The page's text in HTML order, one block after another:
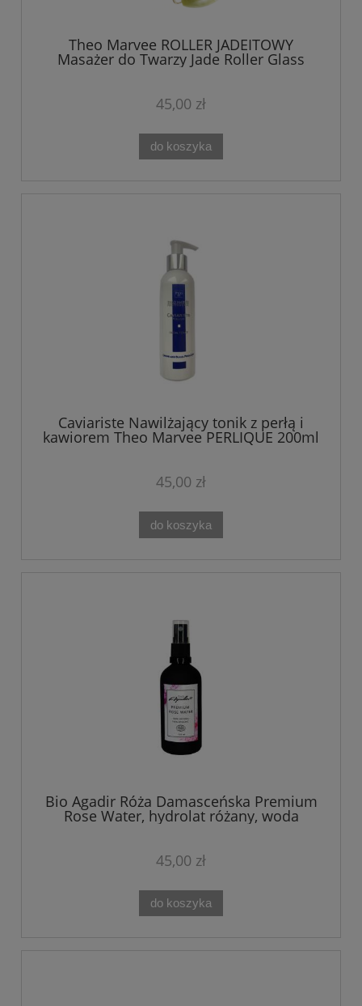
Theo Marvee ROLLER JADEITOWY
Masażer do Twarzy Jade Roller Glass
Skin
45,00 zł
do koszyka
Caviariste Nawilżający tonik z perłą i
kawiorem Theo Marvee PERLIQUE 200ml
45,00 zł
do koszyka
Bio Agadir Róża Damasceńska Premium
Rose Water, hydrolat różany, woda
różana 100 ml EcoCert
45,00 zł
do koszyka